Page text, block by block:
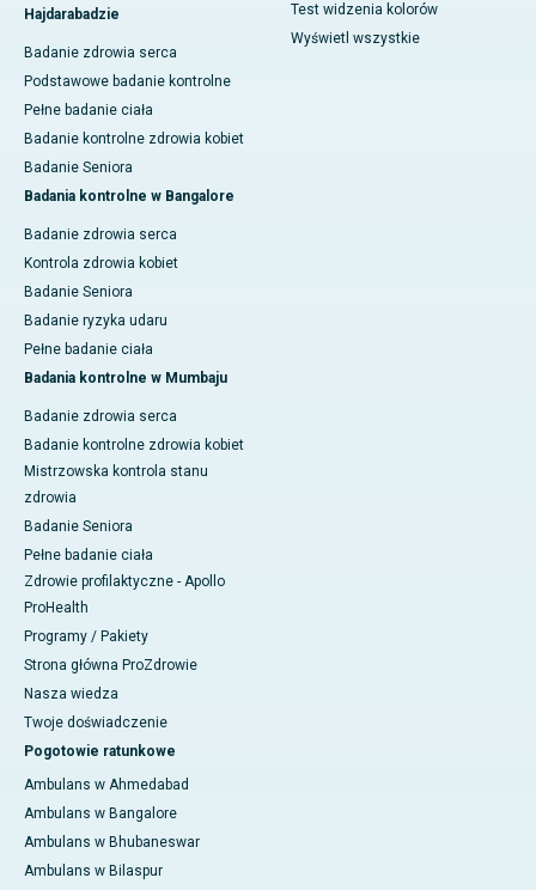
Hajdarabadzie
Badanie zdrowia serca
Podstawowe badanie kontrolne
Pełne badanie ciała
Badanie kontrolne zdrowia kobiet
Badanie Seniora
Badania kontrolne w Bangalore
Badanie zdrowia serca
Kontrola zdrowia kobiet
Badanie Seniora
Badanie ryzyka udaru
Pełne badanie ciała
Badania kontrolne w Mumbaju
Badanie zdrowia serca
Badanie kontrolne zdrowia kobiet
Mistrzowska kontrola stanu
zdrowia
Badanie Seniora
Pełne badanie ciała
Zdrowie profilaktyczne - Apollo
ProHealth
Programy / Pakiety
Strona główna ProZdrowie
Nasza wiedza
Twoje doświadczenie
Pogotowie ratunkowe
Ambulans w Ahmedabad
Ambulans w Bangalore
Ambulans w Bhubaneswar
Ambulans w Bilaspur
Test widzenia kolorów
Wyświetl wszystkie